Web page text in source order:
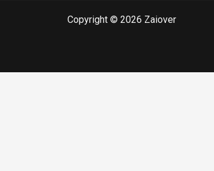
Copyright © 2026 Zaiover